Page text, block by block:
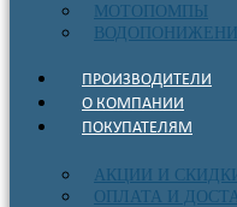
МОТОПОМПЫ
ПРОИЗВОДИТЕЛИ
О КОМПАНИИ
ПОКУПАТЕЛЯМ
АКЦИИ И
ОПЛАТА И